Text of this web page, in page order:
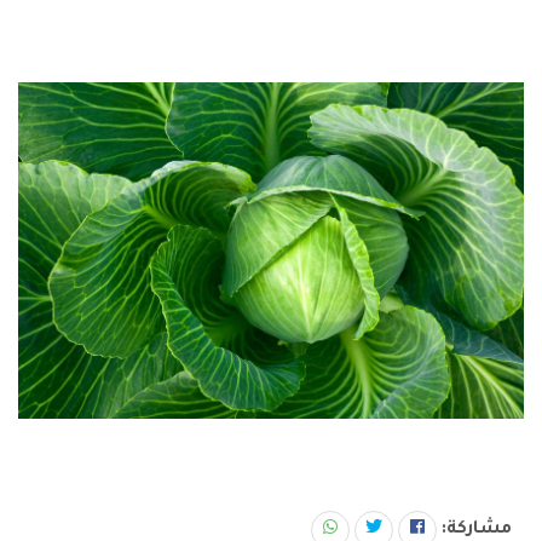
مشاركة: